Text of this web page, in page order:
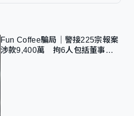
Fun Coffee騙局｜警接225宗報案
涉款9,400萬 拘6人包括董事股